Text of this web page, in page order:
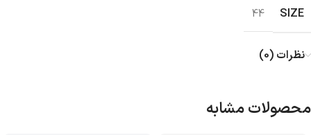
SIZE
44
نظرات (0)
محصولات مشابه